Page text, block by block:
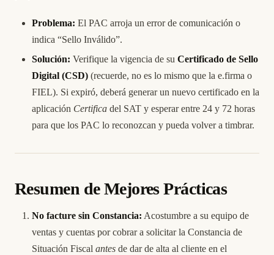
Problema: El PAC arroja un error de comunicación o
indica “Sello Inválido”.
Solución: Verifique la vigencia de su Certificado de Sello
Digital (CSD) (recuerde, no es lo mismo que la e.firma o
FIEL). Si expiró, deberá generar un nuevo certificado en la
aplicación Certifica del SAT y esperar entre 24 y 72 horas
para que los PAC lo reconozcan y pueda volver a timbrar.
Resumen de Mejores Prácticas
No facture sin Constancia: Acostumbre a su equipo de
ventas y cuentas por cobrar a solicitar la Constancia de
Situación Fiscal antes de dar de alta al cliente en el